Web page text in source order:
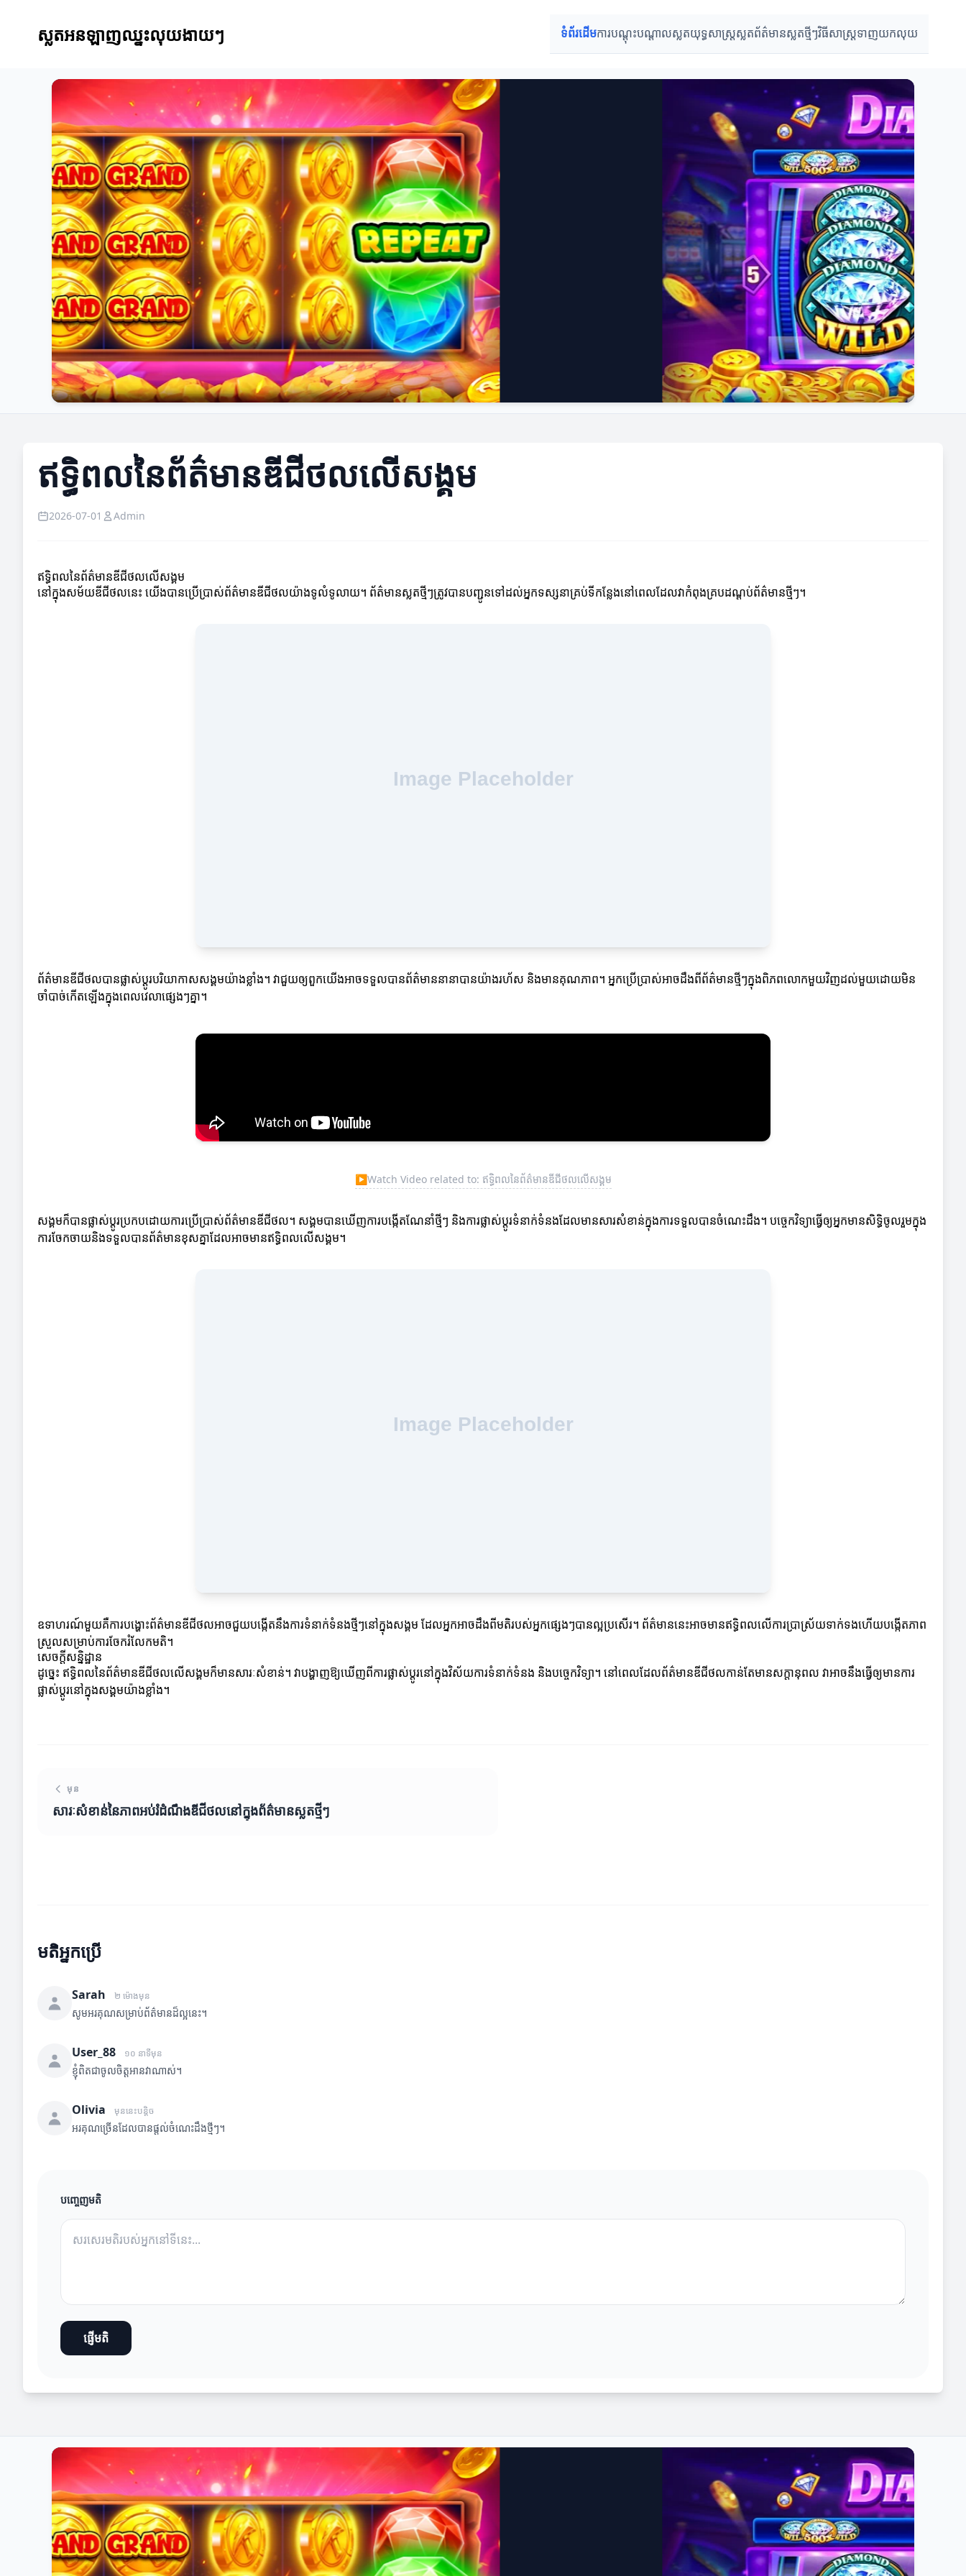
ស្លតអនឡាញឈ្នះលុយងាយៗ ទំព័រដើមការបណ្តុះបណ្តាលស្លតយុទ្ធសាស្ត្រស្លតព័ត៌មានស្លតថ្មីៗវិធីសាស្ត្រទាញយកលុយ
ឥទ្ធិពលនៃព័ត៌មានឌីជីថលលើសង្គម
2026-07-01 Admin
ឥទ្ធិពលនៃព័ត៌មានឌីជីថលលើសង្គម
នៅក្នុងសម័យឌីជីថលនេះ យើងបានប្រើប្រាស់ព័ត៌មានឌីជីថលយ៉ាងទូលំទូលាយ។ ព័ត៌មានស្លតថ្មីៗត្រូវបានបញ្ជូនទៅដល់អ្នកទស្សនាគ្រប់ទីកន្លែងនៅពេលដែលវាកំពុងគ្របដណ្តប់ព័ត៌មានថ្មីៗ។
ព័ត៌មានឌីជីថលបានផ្លាស់ប្តូរបរិយាកាសសង្គមយ៉ាងខ្លាំង។ វាជួយឲ្យពួកយើងអាចទទួលបានព័ត៌មាននានាបានយ៉ាងរហ័ស និងមានគុណភាព។ អ្នកប្រើប្រាស់អាចដឹងពីព័ត៌មានថ្មីៗក្នុងពិភពលោកមួយវិញដល់មួយដោយមិន
ចាំបាច់កើតឡើងក្នុងពេលវេលាផ្សេងៗគ្នា។
▶Watch Video related to: ឥទ្ធិពលនៃព័ត៌មានឌីជីថលលើសង្គម
សង្គមក៏បានផ្លាស់ប្តូរប្រកបដោយការប្រើប្រាស់ព័ត៌មានឌីជីថល។ សង្គមបានឃើញការបង្កើតណែនាំថ្មីៗ និងការផ្លាស់ប្តូរទំនាក់ទំនងដែលមានសារសំខាន់ក្នុងការទទួលបានចំណេះដឹង។ បច្ចេកវិទ្យាធ្វើឲ្យអ្នកមានសិទ្ធិចូលរួមក្នុង
ការចែកចាយនិងទទួលបានព័ត៌មានខុសគ្នាដែលអាចមានឥទ្ធិពលលើសង្គម។
ឧទាហរណ៍មួយគឺការបង្ហោះព័ត៌មានឌីជីថលអាចជួយបង្កើតនឹងការទំនាក់ទំនងថ្មីៗនៅក្នុងសង្គម ដែលអ្នកអាចដឹងពីមតិរបស់អ្នកផ្សេងៗបានល្អប្រសើរ។ ព័ត៌មាននេះអាចមានឥទ្ធិពលលើការប្រាស្រ័យទាក់ទងហើយបង្កើតភាព
ស្រួលសម្រាប់ការចែករំលែកមតិ។
សេចក្តីសន្និដ្ឋាន
ដូច្នេះ ឥទ្ធិពលនៃព័ត៌មានឌីជីថលលើសង្គមក៏មានសារៈសំខាន់។ វាបង្ហាញឱ្យឃើញពីការផ្លាស់ប្តូរនៅក្នុងវិស័យការទំនាក់ទំនង និងបច្ចេកវិទ្យា។ នៅពេលដែលព័ត៌មានឌីជីថលកាន់តែមានសក្តានុពល វាអាចនឹងធ្វើឲ្យមានការ
ផ្លាស់ប្តូរនៅក្នុងសង្គមយ៉ាងខ្លាំង។
មុន
សារៈសំខាន់នៃភាពអប់រំដំណឹងឌីជីថលនៅក្នុងព័ត៌មានស្លតថ្មីៗ
មតិអ្នកប្រើ
Sarah ២ ម៉ោងមុន
សូមអរគុណសម្រាប់ព័ត៌មានដ៏ល្អនេះ។
User_88 ១០ នាទីមុន
ខ្ញុំពិតជាចូលចិត្តអានវាណាស់។
Olivia មុននេះបន្តិច
អរគុណច្រើនដែលបានផ្តល់ចំណេះដឹងថ្មីៗ។
បញ្ចេញមតិ
ផ្ញើមតិ